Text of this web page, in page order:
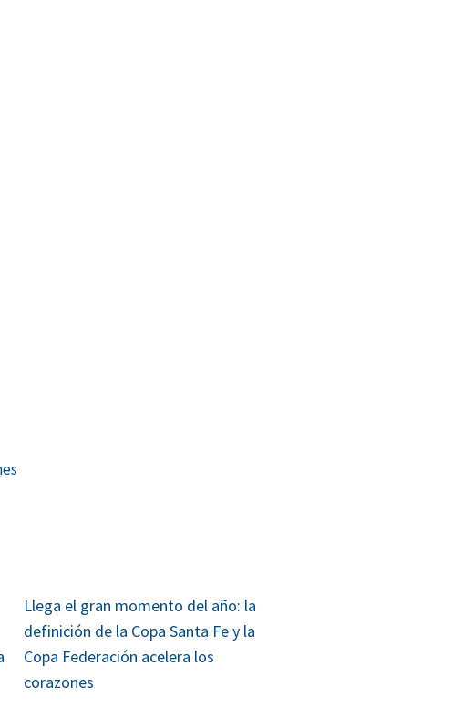
Llega el gran momento del año: la
definición de la Copa Santa Fe y la
Copa Federación acelera los
corazones